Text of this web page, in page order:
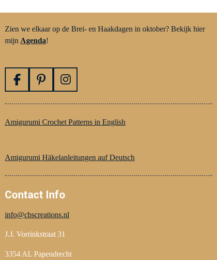
Zien we elkaar op de Brei- en Haakdagen in oktober? Bekijk hier
mijn Agenda!
F
c
e
o
P
n
t
e
t
I
s
t
r
m
Amigurumi Crochet Patterns in English
Amigurumi Häkelanleitungen auf Deutsch
Contact Info
info@cbscreations.nl
J.J. Vorrinkstraat 31
3354 AL Papendrecht